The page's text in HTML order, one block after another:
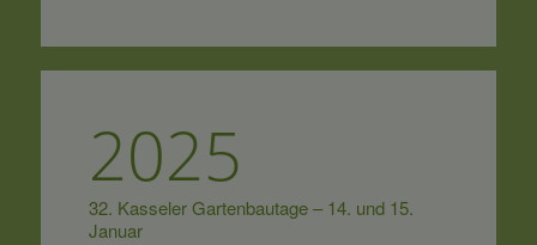
2025
32. Kasseler Gartenbautage – 14. und 15.
Januar